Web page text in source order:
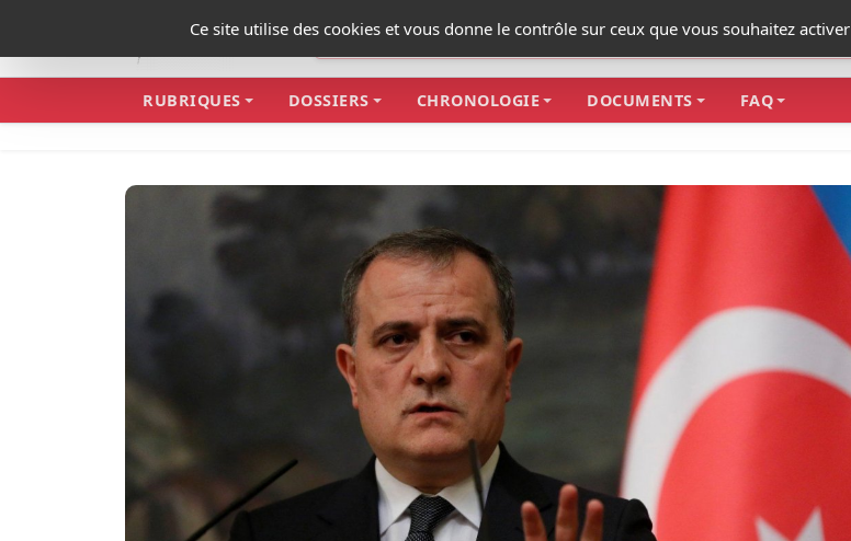
Ce site utilise des cookies et vous donne le contrôle sur ceux que vous souhaitez activer
RUBRIQUES DOSSIERS CHRONOLOGIE DOCUMENTS FAQ